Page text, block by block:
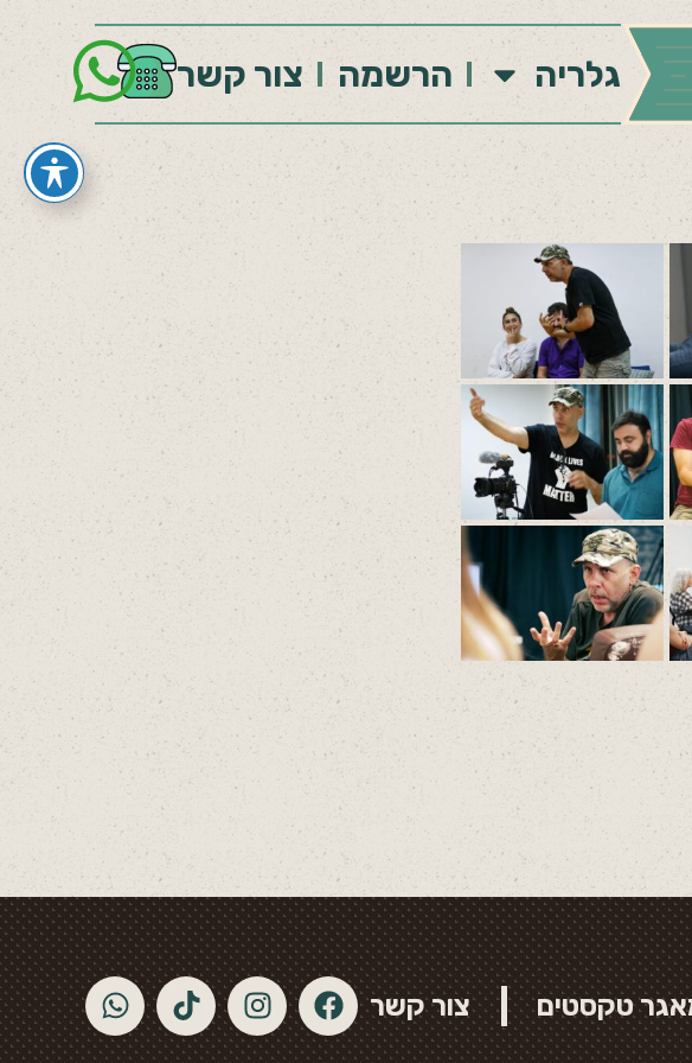
גלריה הרשמה צור קשר
טקסטים צור קשר